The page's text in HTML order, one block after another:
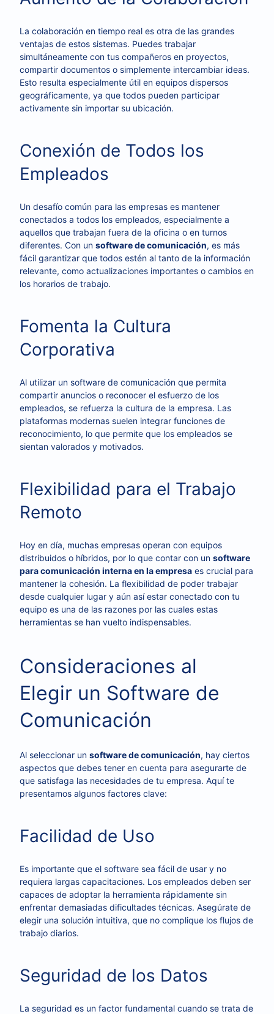
La colaboración en tiempo real es otra de las grandes
ventajas de estos sistemas. Puedes trabajar
simultáneamente con tus compañeros en proyectos,
compartir documentos o simplemente intercambiar ideas.
Esto resulta especialmente útil en equipos dispersos
geográficamente, ya que todos pueden participar
activamente sin importar su ubicación.
Conexión de Todos los
Empleados
Un desafío común para las empresas es mantener
conectados a todos los empleados, especialmente a
aquellos que trabajan fuera de la oficina o en turnos
diferentes. Con un software de comunicación, es más
fácil garantizar que todos estén al tanto de la información
relevante, como actualizaciones importantes o cambios en
los horarios de trabajo.
Fomenta la Cultura
Corporativa
Al utilizar un software de comunicación que permita
compartir anuncios o reconocer el esfuerzo de los
empleados, se refuerza la cultura de la empresa. Las
plataformas modernas suelen integrar funciones de
reconocimiento, lo que permite que los empleados se
sientan valorados y motivados.
Flexibilidad para el Trabajo
Remoto
Hoy en día, muchas empresas operan con equipos
distribuidos o híbridos, por lo que contar con un software
para comunicación interna en la empresa es crucial para
mantener la cohesión. La flexibilidad de poder trabajar
desde cualquier lugar y aún así estar conectado con tu
equipo es una de las razones por las cuales estas
herramientas se han vuelto indispensables.
Consideraciones al
Elegir un Software de
Comunicación
Al seleccionar un software de comunicación, hay ciertos
aspectos que debes tener en cuenta para asegurarte de
que satisfaga las necesidades de tu empresa. Aquí te
presentamos algunos factores clave:
Facilidad de Uso
Es importante que el software sea fácil de usar y no
requiera largas capacitaciones. Los empleados deben ser
capaces de adoptar la herramienta rápidamente sin
enfrentar demasiadas dificultades técnicas. Asegúrate de
elegir una solución intuitiva, que no complique los flujos de
trabajo diarios.
Seguridad de los Datos
La seguridad es un factor fundamental cuando se trata de